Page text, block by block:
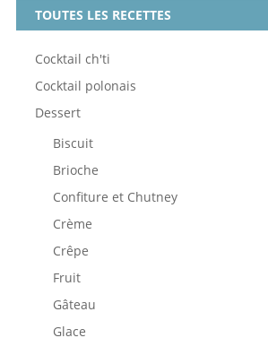
TOUTES LES RECETTES
Cocktail ch'ti
Cocktail polonais
Dessert
Biscuit
Brioche
Confiture et Chutney
Crème
Crêpe
Fruit
Gâteau
Glace